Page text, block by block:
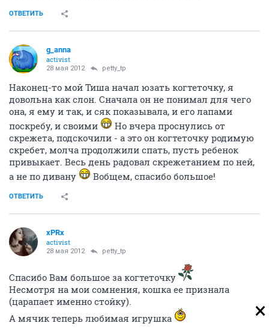
ОТВЕТИТЬ
g_anna
activist
28 мая 2012 petty_tp
Наконец-то мой Тиша начал юзать когтеточку, я
довольна как слон. Сначала он не понимал для чего
она, я ему и так, и сяк показывала, и его лапами
поскребу, и своими
Но вчера проснулись от
скрежета, подскочили - а это он когтеточку родимую
скребет, молча продолжили спать, пусть ребенок
привыкает. Весь день радовал скрежетанием по ней,
а не по дивану
Вобщем, спасибо большое!
ОТВЕТИТЬ
xPRx
activist
28 мая 2012 petty_tp
Спасибо Вам большое за когтеточку
Несмотря на мои сомнения, кошка ее признала
(царапает именно стойку).
А мячик теперь любимая игрушка